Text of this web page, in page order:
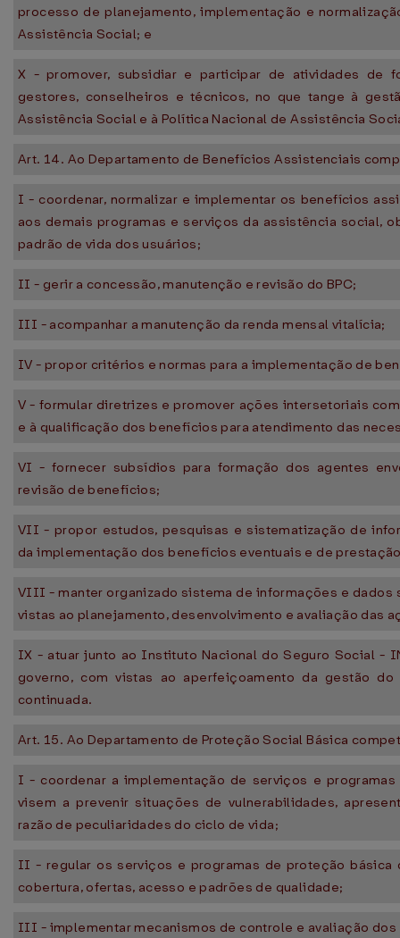
processo de planejamento, implementação e
Assistência Social; e
X - promover, subsidiar e participar de atividades de
gestores, conselheiros e técnicos, no que tange à
Assistência Social e à Política Nacional de Assistência
Art. 14. Ao Departamento de Benefícios Assistenciais
I - coordenar, normalizar e implementar os benefícios
aos demais programas e serviços da assistência social,
padrão de vida dos usuários;
II - gerir a concessão, manutenção e revisão do BPC;
III - acompanhar a manutenção da renda mensal vitalícia;
IV - propor critérios e normas para a implementação de
V - formular diretrizes e promover ações intersetoriais
e à qualificação dos benefícios para atendimento das
VI - fornecer subsídios para formação dos agentes
revisão de benefícios;
VII - propor estudos, pesquisas e sistematização de
da implementação dos benefícios eventuais e de
VIII - manter organizado sistema de informações e dados
vistas ao planejamento, desenvolvimento e avaliação das
IX - atuar junto ao Instituto Nacional do Seguro Social -
governo, com vistas ao aperfeiçoamento da gestão
continuada.
Art. 15. Ao Departamento de Proteção Social Básica
I - coordenar a implementação de serviços e
visem a prevenir situações de vulnerabilidades,
razão de peculiaridades do ciclo de vida;
II - regular os serviços e programas de proteção básica
cobertura, ofertas, acesso e padrões de qualidade;
III - implementar mecanismos de controle e avaliação